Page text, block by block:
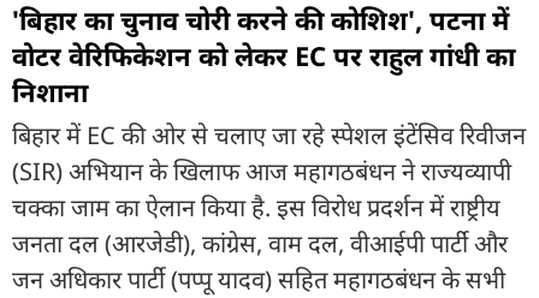
'बिहार का चुनाव चोरी करने की कोशिश', पटना में
वोटर वेरिफिकेशन को लेकर EC पर राहुल गांधी का
निशाना
बिहार में EC की ओर से चलाए जा रहे स्पेशल इंटेंसिव रिवीजन
(SIR) अभियान के खिलाफ आज महागठबंधन ने राज्यव्यापी
चक्का जाम का ऐलान किया है. इस विरोध प्रदर्शन में राष्ट्रीय
जनता दल (आरजेडी), कांग्रेस, वाम दल, वीआईपी पार्टी और
जन अधिकार पार्टी (पप्पू यादव) सहित महागठबंधन के सभी